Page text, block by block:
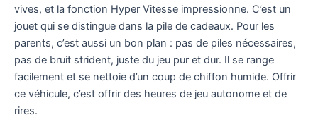
vives, et la fonction Hyper Vitesse impressionne. C’est un
jouet qui se distingue dans la pile de cadeaux. Pour les
parents, c’est aussi un bon plan : pas de piles nécessaires,
pas de bruit strident, juste du jeu pur et dur. Il se range
facilement et se nettoie d’un coup de chiffon humide. Offrir
ce véhicule, c’est offrir des heures de jeu autonome et de
rires.